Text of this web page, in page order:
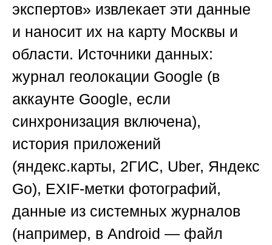
экспертов» извлекает эти данные
и наносит их на карту Москвы и
области. Источники данных:
журнал геолокации Google (в
аккаунте Google, если
синхронизация включена),
история приложений
(яндекс.карты, 2ГИС, Uber, Яндекс
Go), EXIF-метки фотографий,
данные из системных журналов
(например, в Android — файл